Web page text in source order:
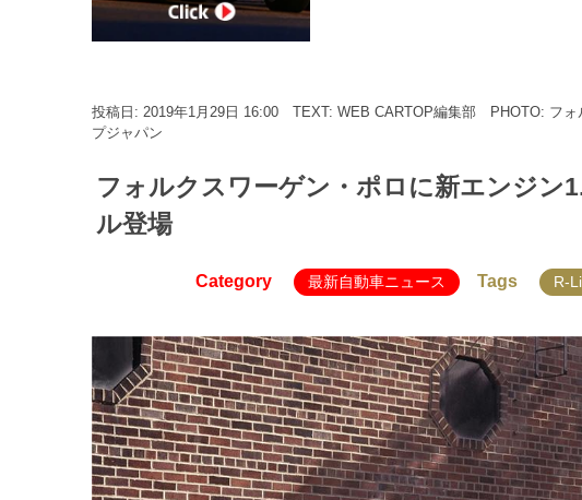
投稿日: 2019年1月29日 16:00 TEXT: WEB CARTOP編集部
PHOTO: フ
プジャパン
フォルクスワーゲン・ポロに新エンジン
ル登場
Category 最新自動車ニュース Tags R-